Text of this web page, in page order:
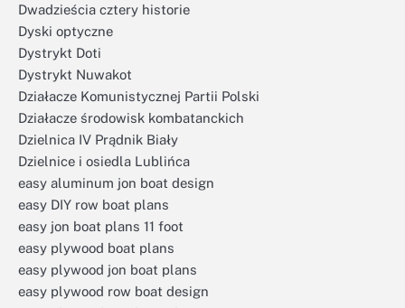
Dwadzieścia cztery historie
Dyski optyczne
Dystrykt Doti
Dystrykt Nuwakot
Działacze Komunistycznej Partii Polski
Działacze środowisk kombatanckich
Dzielnica IV Prądnik Biały
Dzielnice i osiedla Lublińca
easy aluminum jon boat design
easy DIY row boat plans
easy jon boat plans 11 foot
easy plywood boat plans
easy plywood jon boat plans
easy plywood row boat design